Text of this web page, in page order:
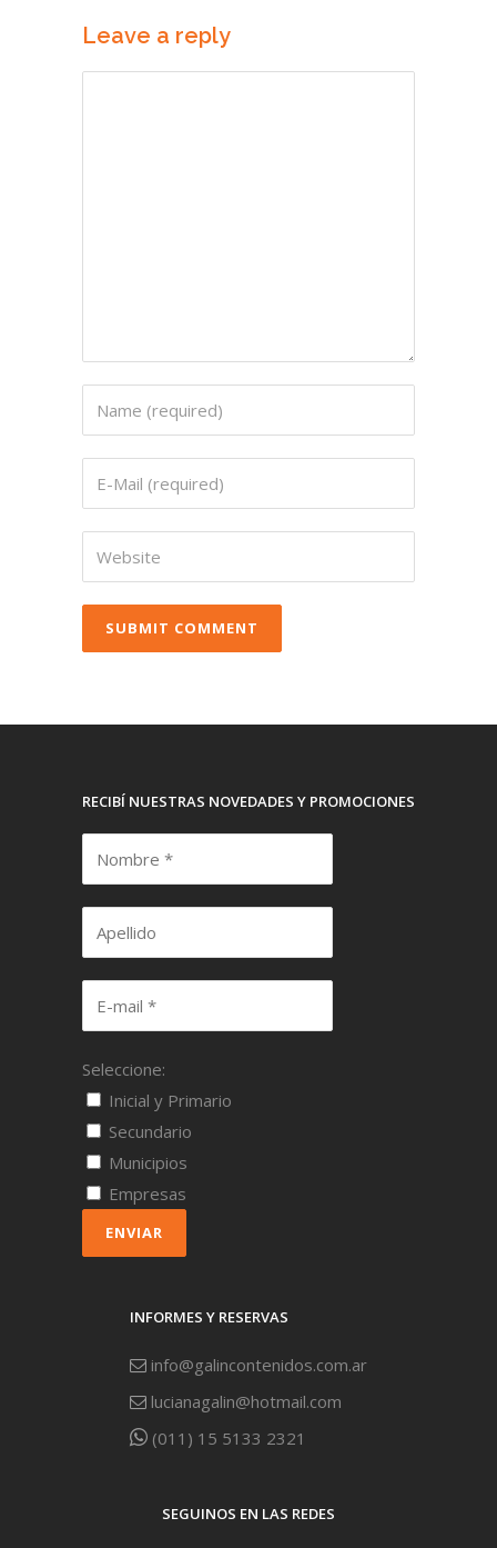
Leave a reply
RECIBÍ NUESTRAS NOVEDADES Y PROMOCIONES
Seleccione:
Inicial y Primario
Secundario
Municipios
Empresas
ENVIAR
INFORMES Y RESERVAS
info@galincontenidos.com.ar
lucianagalin@hotmail.com
(011) 15 5133 2321
SEGUINOS EN LAS REDES